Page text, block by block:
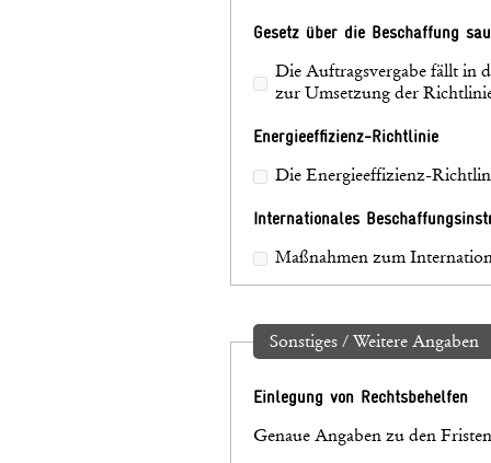
Gesetz über die Beschaffung
Die Auftragsvergabe fällt in
zur Umsetzung der
Energieeffizienz-Richtlinie
Die Energieeffizienz-
Internationales
Maßnahmen zum
Sonstiges / Weitere Angaben
Einlegung von Rechtsbehelfen
Genaue Angaben zu den